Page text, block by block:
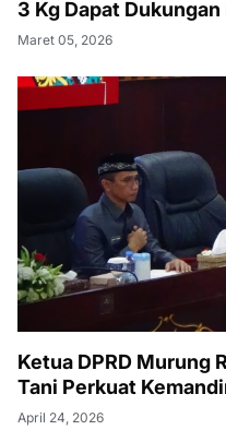
3 Kg Dapat
Maret 05, 2026
Ketua DPRD Murung
Tani Perkuat
April 24, 2026